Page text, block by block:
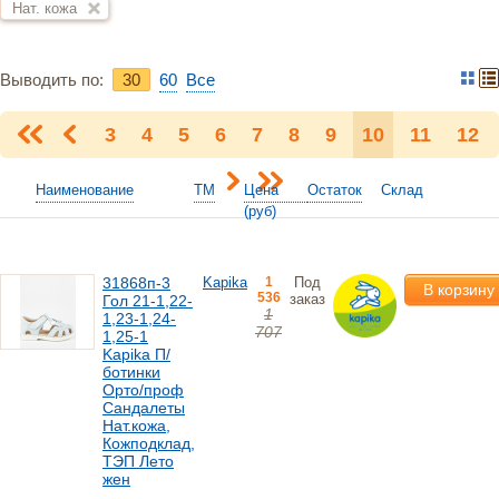
Нат. кожа
Выводить по: 30 60 Bce
3 4 5 6 7 8 9 10 11 12
Наименование ТМ
Цена
(руб)
Остаток Склад
31868п-3
Гол 21-1,22-
1,23-1,24-
1,25-1
Kapika П/
ботинки
Орто/проф
Сандалеты
Нат.кожа,
Кожподклад,
ТЭП Лето
жен
Kapika
1
536
1
707
Под
заказ
В корзину